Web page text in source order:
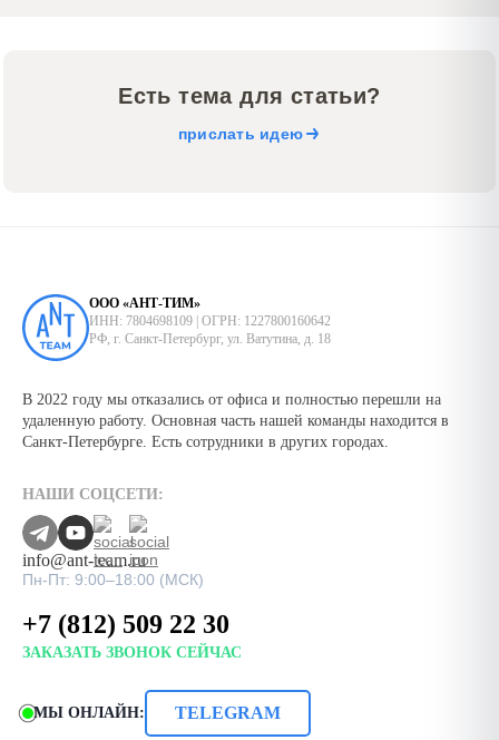
Есть тема для статьи?
прислать идею
ООО «АНТ-ТИМ»
ИНН: 7804698109 | ОГРН: 1227800160642
РФ, г. Санкт-Петербург, ул. Ватутина, д. 18
В 2022 году мы отказались от офиса и полностью перешли на
удаленную работу. Основная часть нашей команды находится в
Санкт-Петербурге. Есть сотрудники в других городах.
НАШИ СОЦСЕТИ:
info@ant-team.ru
Пн-Пт: 9:00–18:00 (МСК)
+7 (812) 509 22 30
ЗАКАЗАТЬ ЗВОНОК СЕЙЧАС
МЫ ОНЛАЙН: TELEGRAM